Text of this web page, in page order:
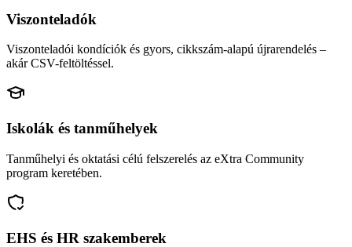
Viszonteladók
Viszonteladói kondíciók és gyors, cikkszám-alapú újrarendelés –
akár CSV-feltöltéssel.
Iskolák és tanműhelyek
Tanműhelyi és oktatási célú felszerelés az eXtra Community
program keretében.
EHS és HR szakemberek